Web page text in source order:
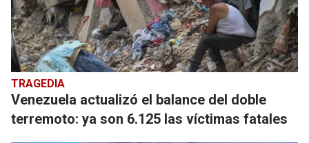
TRAGEDIA
Venezuela actualizó el balance del doble
terremoto: ya son 6.125 las víctimas fatales